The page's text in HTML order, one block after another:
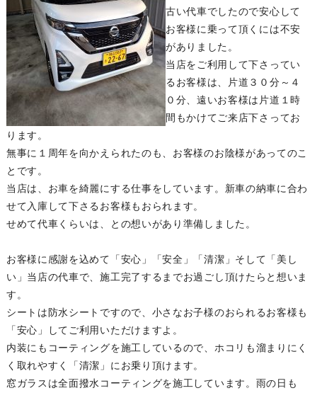
古い代車でしたので安心して
お客様に乗って頂くには不安
がありました。
当店をご利用して下さってい
るお客様は、片道３０分～４
０分、遠いお客様は片道１時
間もかけてご来店下さってお
ります。
無事に１周年を向かえられたのも、お客様のお陰様があってのこ
とです。
当店は、お車を綺麗にする仕事をしています。新車の納車に合わ
せて入庫して下さるお客様もおられます。
せめて代車くらいは、との想いがあり準備しました。
お客様に感謝を込めて「安心」「安全」「清潔」そして「美し
い」当店の代車で、施工完了するまでお過ごし頂けたらと想いま
す。
シートは防水シートですので、小さなお子様のおられるお客様も
「安心」してご利用いただけますよ。
内装にもコーティングを施工しているので、ホコリも溜まりにく
く取れやすく「清潔」にお乗り頂けます。
窓ガラスは全面撥水コーティングを施工しています。雨の日も